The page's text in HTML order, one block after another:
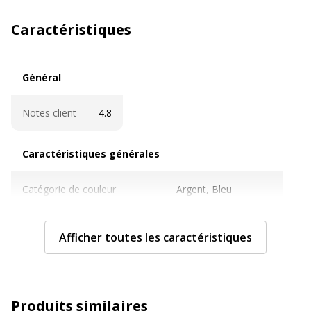
Caractéristiques
Général
Notes client 4.8
Caractéristiques générales
Catégorie de couleur Argent, Bleu
Nombre de batteries incluses 8 Unité(s)
Afficher toutes les caractéristiques
Produits similaires